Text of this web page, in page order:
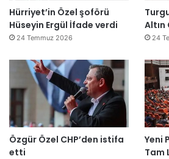
Hürriyet’in Özel şoförü
Hüseyin Ergül İfade verdi
24 Temmuz 2026
Altın
24
Özgür Özel CHP’den istifa
etti
Yeni
Tam